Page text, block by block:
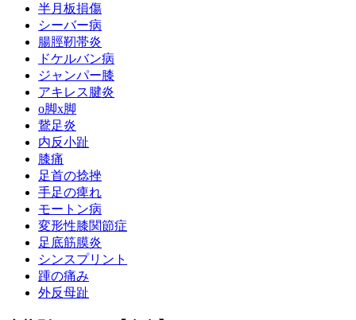
半月板損傷
シーバー病
腸脛靭帯炎
ドケルバン病
ジャンパー膝
アキレス腱炎
o脚x脚
鵞足炎
内反小趾
膝痛
足首の捻挫
手足の痺れ
モートン病
変形性膝関節症
足底筋膜炎
シンスプリント
踵の痛み
外反母趾